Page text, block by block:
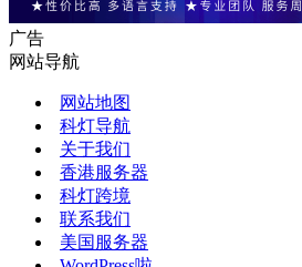
广告
网站导航
网站地图
科灯导航
关于我们
香港服务器
科灯跨境
联系我们
美国服务器